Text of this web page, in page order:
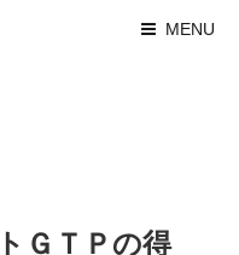
MENU
ＧＴＰの得